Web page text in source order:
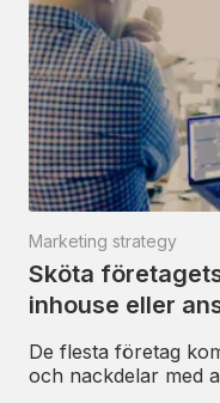
Marketing strategy
Sköta
inhouse eller
De flesta företag
och nackdelar med